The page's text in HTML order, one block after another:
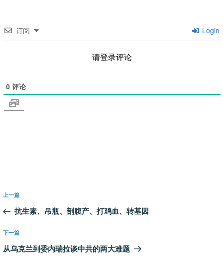
订阅 Login
请登录评论
0 评论
文
导
航
上
一
文
章
上一篇
抗生素、吊瓶、剖腹产、打鸡血、转基因
下
一
下一篇
从乌克兰到委内瑞拉谈中共的两大难题